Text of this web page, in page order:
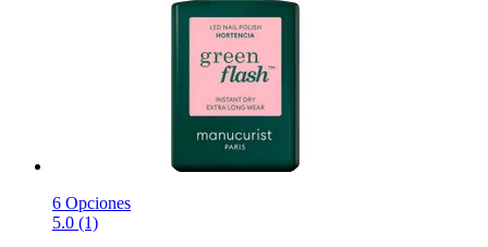
6 Opciones
5.0 (1)